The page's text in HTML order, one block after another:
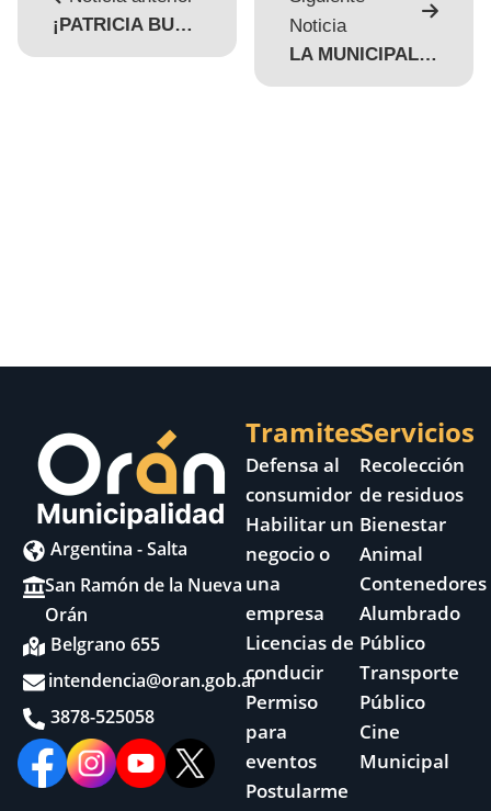
¡PATRICIA BULLRICH EN LA FRONTERA!
Noticia
LA MUNICIPALIDAD AGILIZA LA COMUNICACIÓN CON VECINOS A TRAVÉS DE UN CHATBOT PARA CONSULTAS FRECUENTES
Argentina - Salta
San Ramón de la Nueva
Orán
Belgrano 655
intendencia@oran.gob.ar
3878-525058
Tramites
Defensa al
consumidor
Habilitar un
negocio o
una
empresa
Licencias de
conducir
Permiso
para
eventos
Postularme
Servicios
Recolección
de residuos
Bienestar
Animal
Contenedores
Alumbrado
Público
Transporte
Público
Cine
Municipal